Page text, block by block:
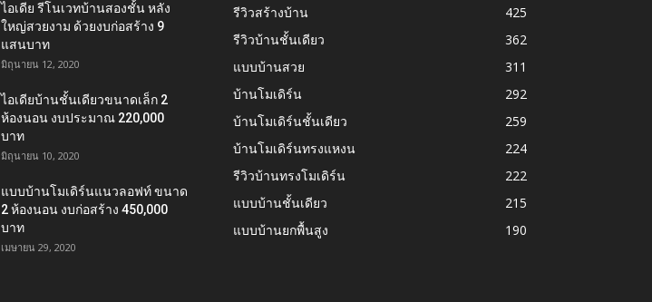
ไอเดีย รีโนเวทบ้านสองชั้น หลัง
ใหญ่สวยงาม ด้วยงบก่อสร้าง 9
แสนบาท
มิถุนายน 12, 2020
ไอเดียบ้านชั้นเดียวขนาดเล็ก 2
ห้องนอน งบประมาณ 220,000
บาท
มิถุนายน 10, 2020
แบบบ้านโมเดิร์นแนวลอฟท์ ขนาด
2 ห้องนอน งบก่อสร้าง 450,000
บาท
เมษายน 29, 2020
รีวิวสร้างบ้าน
425
รีวิวบ้านชั้นเดียว
362
แบบบ้านสวย
311
บ้านโมเดิร์น
292
บ้านโมเดิร์นชั้นเดียว
259
บ้านโมเดิร์นทรงแหงน
224
รีวิวบ้านทรงโมเดิร์น
222
แบบบ้านชั้นเดียว
215
แบบบ้านยกพื้นสูง
190